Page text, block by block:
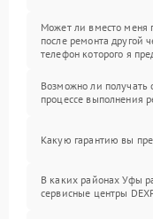
Может ли вместо меня
после ремонта другой
телефон которого я
Возможно ли получать
процессе выполнения
Какую гарантию вы
В каких районах Уфы
сервисные центры